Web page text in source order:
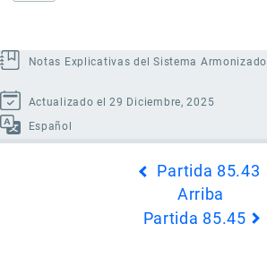
Notas Explicativas del Sistema Armonizado
Actualizado el 29 Diciembre, 2025
Español
Partida 85.43
Arriba
Partida 85.45